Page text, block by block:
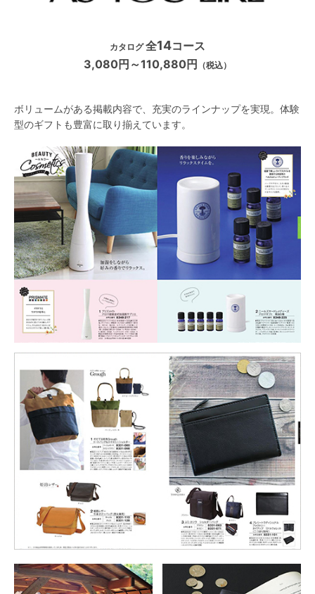
カタログ全14コース
3,080円～110,880円 （税込）
ボリュームがある掲載内容で、充実のラインナップを実現。体験
型のギフトも豊富に取り揃えています。